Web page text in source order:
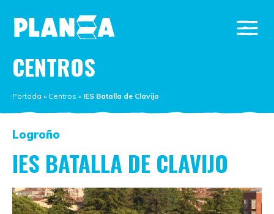
CENTROS
Portada » Centros » IES Batalla de Clavijo
Logroño
IES BATALLA DE CLAVIJO